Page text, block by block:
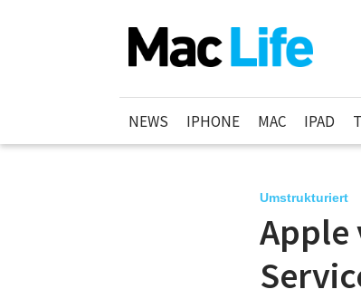
NEWS IPHONE MAC IPAD
Umstrukturiert
Apple